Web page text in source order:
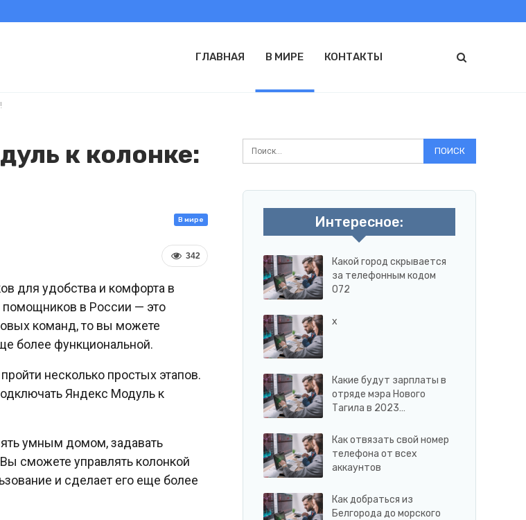
ГЛАВНАЯ В МИРЕ КОНТАКТЫ
к колонке:
В мире
342
для удобства и комфорта в
в России — это
команд, то вы можете
более функциональной.
несколько простых этапов.
Яндекс Модуль к
умным домом, задавать
сможете управлять колонкой
и сделает его еще более
Интересное:
Какой город скрывается
за телефонным кодом
072
x
Какие будут зарплаты в
отряде мэра Нового
Тагила в 2023…
Как отвязать свой номер
телефона от всех
аккаунтов
Как добраться из
Белгорода до морского